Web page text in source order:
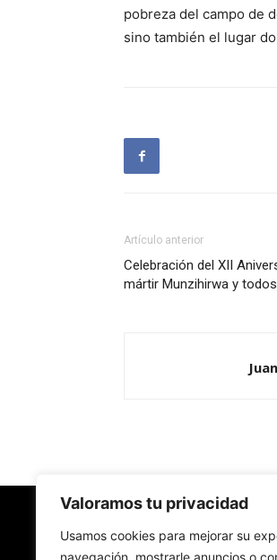
Valoramos tu privacidad
Usamos cookies para mejorar su
navegación, mostrarle anuncios o
pobreza del campo de
sino también el lugar
Artículo anterior
Celebración del XII
mártir Munzihirwa y
Juan